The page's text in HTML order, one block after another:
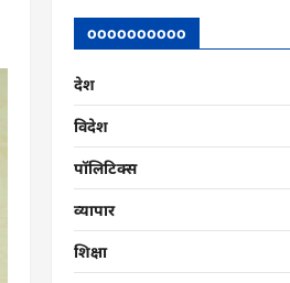
oooooooooo
देश
विदेश
पॉलिटिक्स
व्यापार
शिक्षा